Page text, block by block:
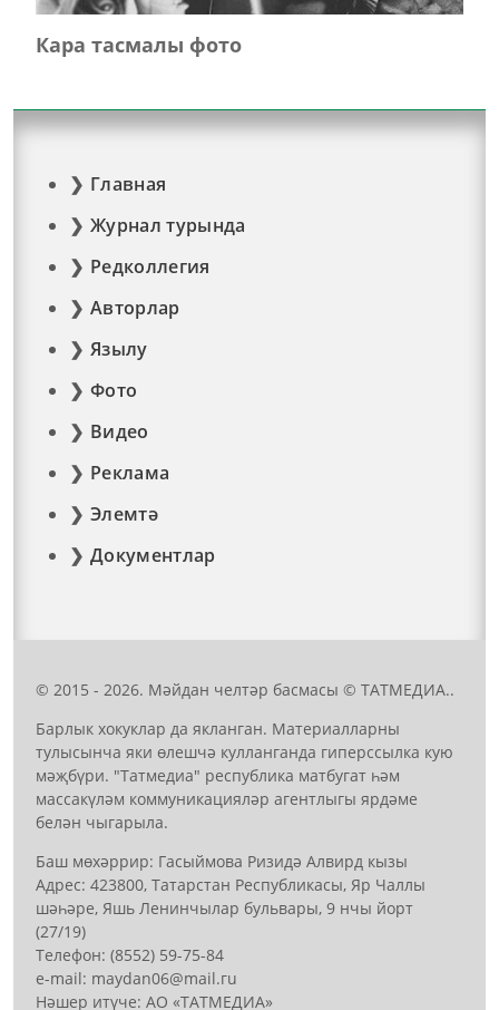
Кара тасмалы фото
Главная
Журнал турында
Редколлегия
Авторлар
Язылу
Фото
Видео
Реклама
Элемтә
Документлар
© 2015 - 2026. Мәйдан челтәр басмасы © ТАТМЕДИА..
Барлык хокуклар да якланган. Материалларны
тулысынча яки өлешчә кулланганда гиперссылка кую
мәҗбүри. "Татмедиа" республика матбугат һәм
массакүләм коммуникацияләр агентлыгы ярдәме
белән чыгарыла.
Баш мөхәррир: Гасыймова Ризидә Алвирд кызы
Адрес: 423800, Татарстан Республикасы, Яр Чаллы
шәһәре, Яшь Ленинчылар бульвары, 9 нчы йорт
(27/19)
Телефон: (8552) 59-75-84
е-mail: mауdаn06@mail.гu
Нәшер итүче: АО «ТАТМЕДИА»